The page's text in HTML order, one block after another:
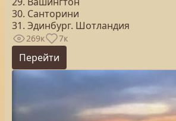
30. Санторини
31. Эдинбург. Шотландия
269к 7к
Перейти